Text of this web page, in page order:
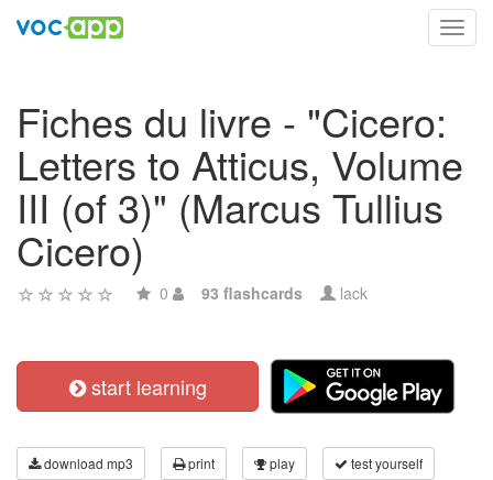
Fiches du livre - "Cicero:
Letters to Atticus, Volume
III (of 3)" (Marcus Tullius
Cicero)
0 93 flashcards lack
start learning
download mp3 print play test yourself